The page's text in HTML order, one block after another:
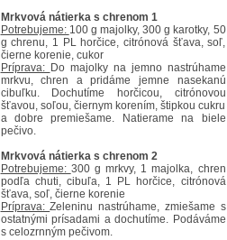
Mrkvová nátierka s chrenom 1
Potrebujeme: 100 g majolky, 300 g karotky, 50
g chrenu, 1 PL horčice, citrónová šťava, soľ,
čierne korenie, cukor
Príprava: Do majolky na jemno nastrúhame
mrkvu, chren a pridáme jemne nasekanú
cibuľku. Dochutíme horčicou, citrónovou
šťavou, soľou, čiernym korením, štipkou cukru
a dobre premiešame. Natierame na biele
pečivo.
Mrkvová nátierka s chrenom 2
Potrebujeme: 300 g mrkvy, 1 majolka, chren
podľa chuti, cibuľa, 1 PL horčice, citrónová
šťava, soľ, čierne korenie
Príprava:Zeleninu nastrúhame, zmiešame s
ostatnými prísadami a dochutíme. Podáváme
s celozrnným pečivom.